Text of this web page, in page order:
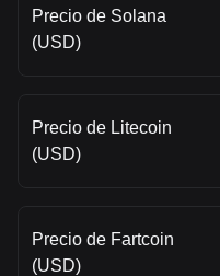
Precio de Solana
(USD)
Precio de Litecoin
(USD)
Precio de Fartcoin
(USD)